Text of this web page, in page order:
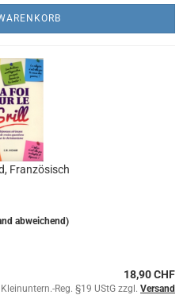
Französisch
abweichend)
18,90 CHF
Reg. §19 UStG zzgl. Versand